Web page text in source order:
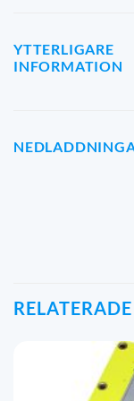
YTTERLIGARE
INFORMATION